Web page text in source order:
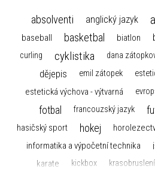
absolventi anglický jazyk
baseball basketbal biatlon
curling cyklistika dana
dějepis emil zátopek
estetická výchova - výtvarná
fotbal francouzský jazyk
hasičský sport hokej
informatika a výpočetní technika
karate
kickbox krasobruslení